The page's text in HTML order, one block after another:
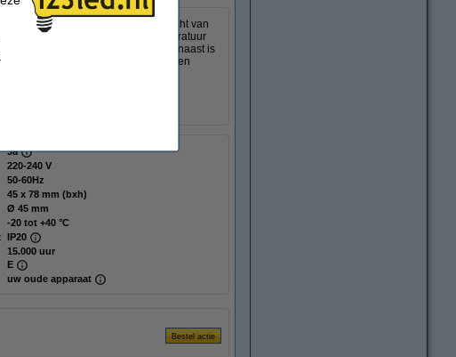
van 2700K tot 2200K. Het licht van
licht van een kaars. De kleurtemperatuur
(2200K) van een kaars. Daarnaast is
gloeilamp lijkt. Door de GlowDim en
van 4W en een maximale
Ja
220-240 V
50-60Hz
45 x 78 mm (bxh)
Ø 45 mm
-20 tot +40 °C
IP20
15.000 uur
E
uw oude apparaat